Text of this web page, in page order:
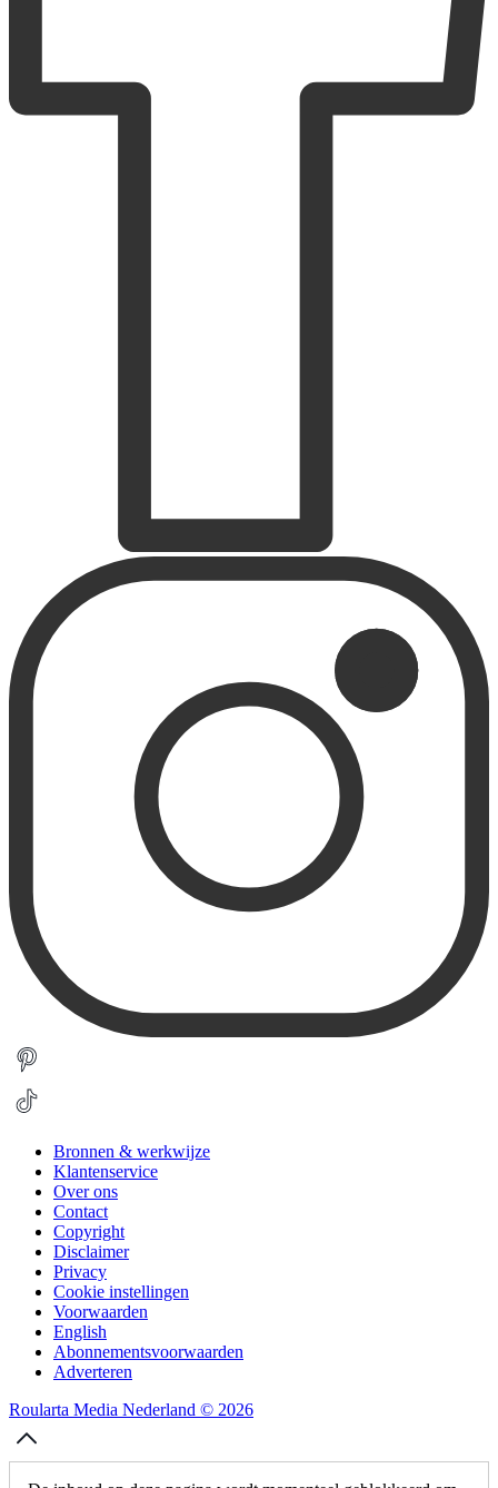
Bronnen & werkwijze
Klantenservice
Over ons
Contact
Copyright
Disclaimer
Privacy
Cookie instellingen
Voorwaarden
English
Abonnementsvoorwaarden
Adverteren
Roularta Media Nederland © 2026